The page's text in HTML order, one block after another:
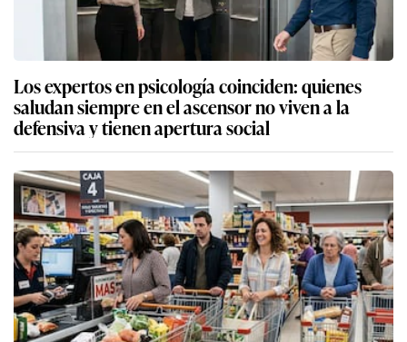
Los expertos en psicología coinciden: quienes
saludan siempre en el ascensor no viven a la
defensiva y tienen apertura social